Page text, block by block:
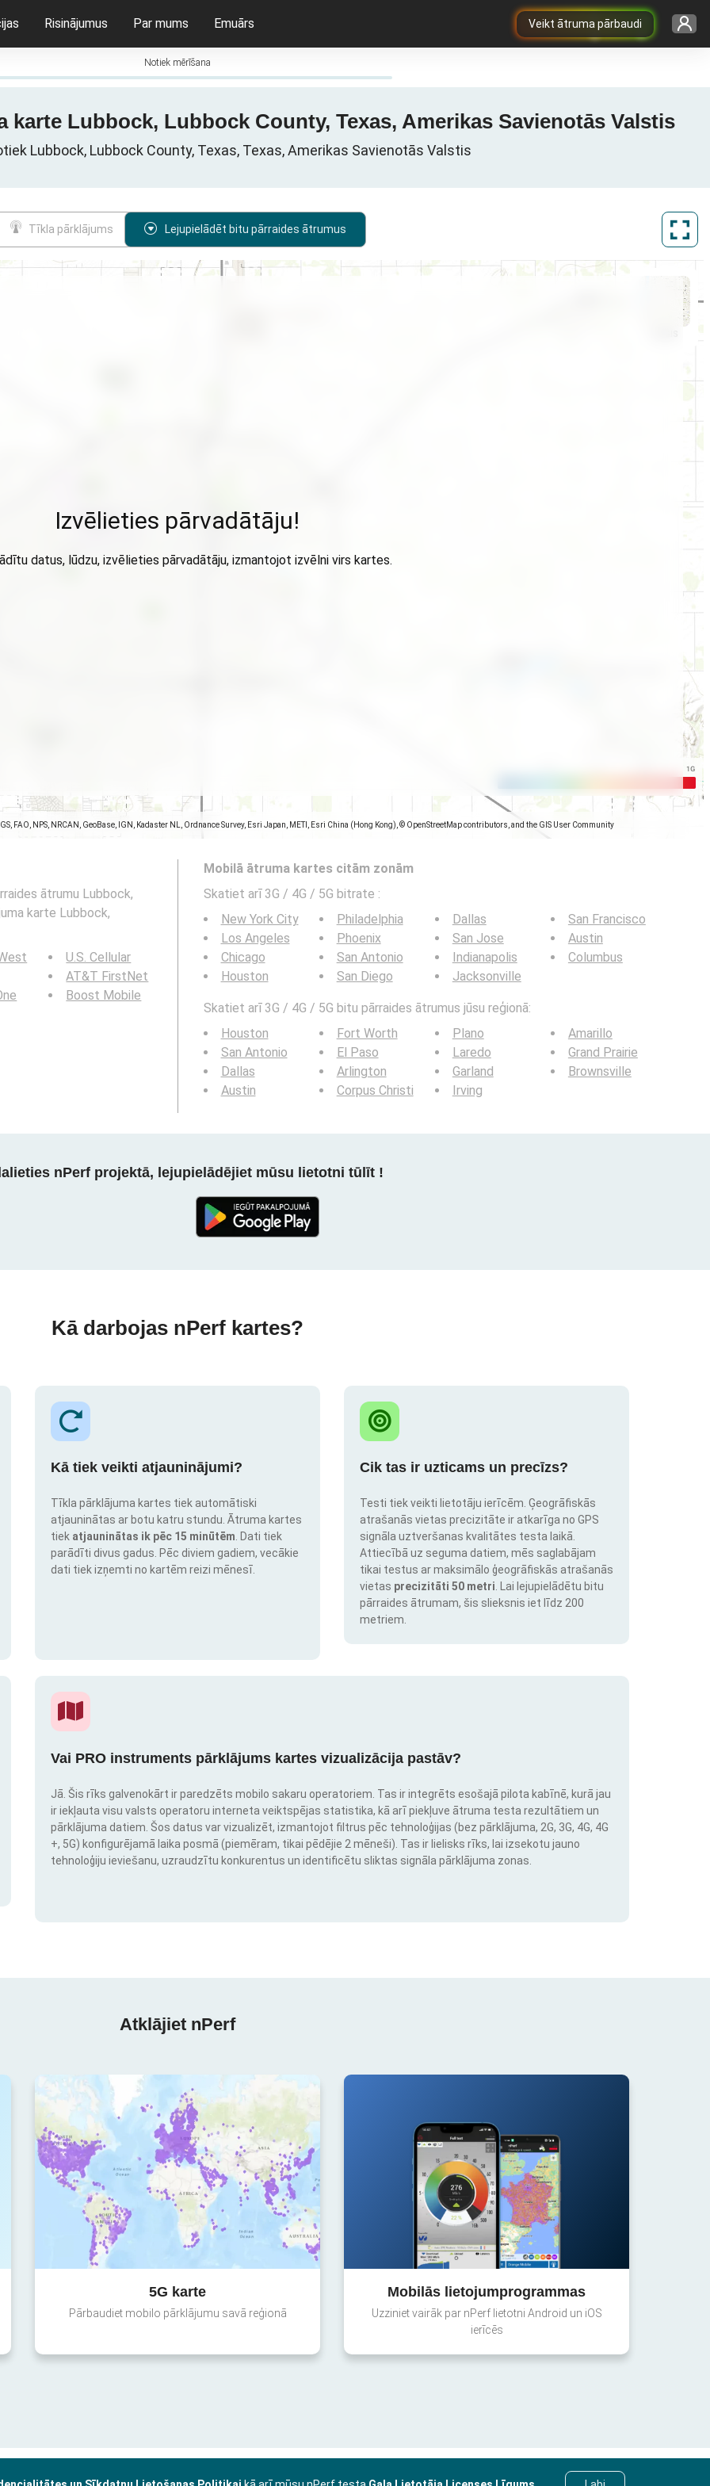
Veikt ātruma pārbaudi
Risinājumus Par mums Emuārs
Notiek mērīšana
karte Lubbock, Lubbock County, Texas, Amerikas Savienotās Valstis
Lubbock, Lubbock County, Texas, Texas, Amerikas Savienotās Valstis
Tīkla pārklājums Lejupielādēt bitu pārraides ātrumus
FAO, NPS, NRCAN, GeoBase, IGN, Kadaster NL, Ordnance Survey, Esri Japan, METI, Esri China (Hong Kong), © OpenStreetMap contributors, and the GIS User Community
Izvēlieties pārvadātāju!
datus, lūdzu, izvēlieties pārvadātāju, izmantojot izvēlni virs kartes.
ātrumu Lubbock,
karte Lubbock,
U.S. Cellular
AT&T FirstNet
Boost Mobile
Mobilā ātruma kartes citām zonām
Skatiet arī 3G / 4G / 5G bitrate :
New York City
Los Angeles
Chicago
Houston
Philadelphia
Phoenix
San Antonio
San Diego
Dallas
San Jose
Indianapolis
Jacksonville
San Francisco
Austin
Columbus
Skatiet arī 3G / 4G / 5G bitu pārraides ātrumus jūsu reģionā:
Houston
San Antonio
Dallas
Austin
Fort Worth
El Paso
Arlington
Corpus Christi
Plano
Laredo
Garland
Irving
Amarillo
Grand Prairie
Brownsville
nPerf projektā, lejupielādējiet mūsu lietotni tūlīt !
Kā darbojas nPerf kartes?
Kā tiek veikti atjauninājumi?
Tīkla pārklājuma kartes tiek automātiski
atjauninātas ar botu katru stundu. Ātruma kartes
tiek atjauninātas ik pēc 15 minūtēm . Dati tiek
parādīti divus gadus. Pēc diviem gadiem, vecākie
dati tiek izņemti no kartēm reizi mēnesī.
Cik tas ir uzticams un precīzs?
Testi tiek veikti lietotāju ierīcēm. Ģeogrāfiskās
atrašanās vietas precizitāte ir atkarīga no GPS
signāla uztveršanas kvalitātes testa laikā.
Attiecībā uz seguma datiem, mēs saglabājam
tikai testus ar maksimālo ģeogrāfiskās atrašanās
vietas precizitāti 50 metri . Lai lejupielādētu bitu
pārraides ātrumam, šis slieksnis iet līdz 200
metriem.
Vai PRO instruments pārklājums kartes vizualizācija pastāv?
Jā. Šis rīks galvenokārt ir paredzēts mobilo sakaru operatoriem. Tas ir integrēts esošajā pilota kabīnē, kurā jau
ir iekļauta visu valsts operatoru interneta veiktspējas statistika, kā arī piekļuve ātruma testa rezultātiem un
pārklājuma datiem. Šos datus var vizualizēt, izmantojot filtrus pēc tehnoloģijas (bez pārklājuma, 2G, 3G, 4G, 4G
+, 5G) konfigurējamā laika posmā (piemēram, tikai pēdējie 2 mēneši). Tas ir lielisks rīks, lai izsekotu jauno
tehnoloģiju ieviešanu, uzraudzītu konkurentus un identificētu sliktas signāla pārklājuma zonas.
Atklājiet nPerf
5G karte
Pārbaudiet mobilo pārklājumu savā reģionā
Mobilās lietojumprogrammas
Uzziniet vairāk par nPerf lietotni Android un iOS
ierīcēs